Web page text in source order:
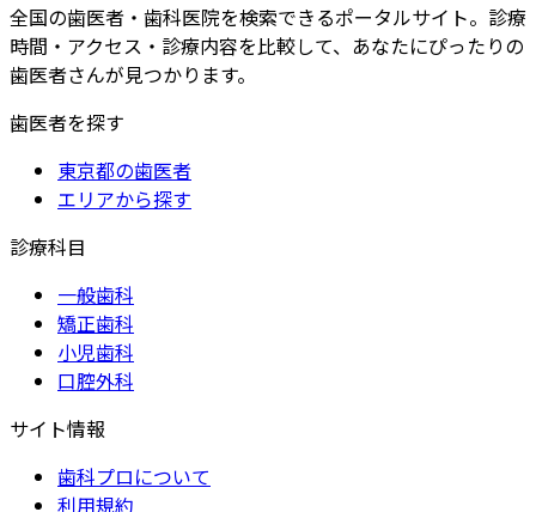
全国の歯医者・歯科医院を検索できるポータルサイト。診療
時間・アクセス・診療内容を比較して、あなたにぴったりの
歯医者さんが見つかります。
歯医者を探す
東京都の歯医者
エリアから探す
診療科目
一般歯科
矯正歯科
小児歯科
口腔外科
サイト情報
歯科プロについて
利用規約